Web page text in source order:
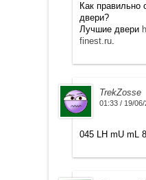
Как правильно
двери?
Лучшие двери
finest.ru.
TrekZosse
01:33 / 19/06/
045 LH mU mL 8